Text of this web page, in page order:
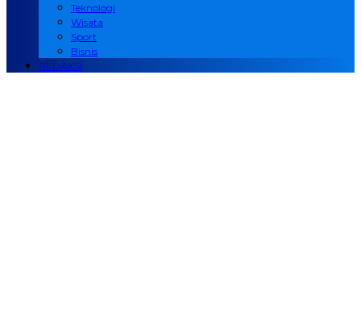
Teknologi
Wisata
Sport
Bisnis
REDAKSI